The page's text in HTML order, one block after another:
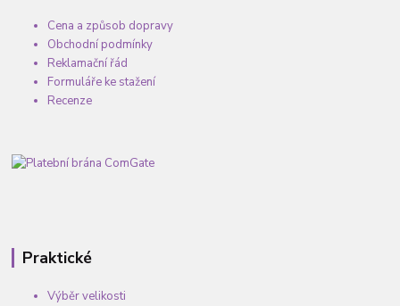
Cena a způsob dopravy
Obchodní podmínky
Reklamační řád
Formuláře ke stažení
Recenze
Praktické
Výběr velikosti